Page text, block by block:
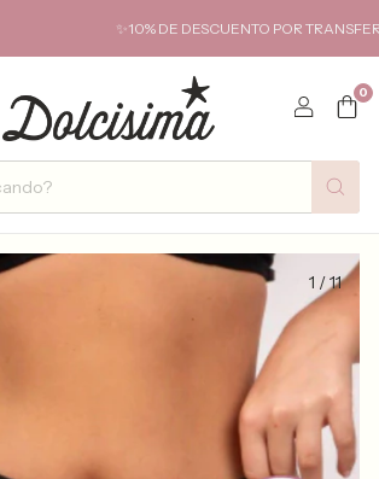
✨10% DE DESCUENTO POR
0
1 /11